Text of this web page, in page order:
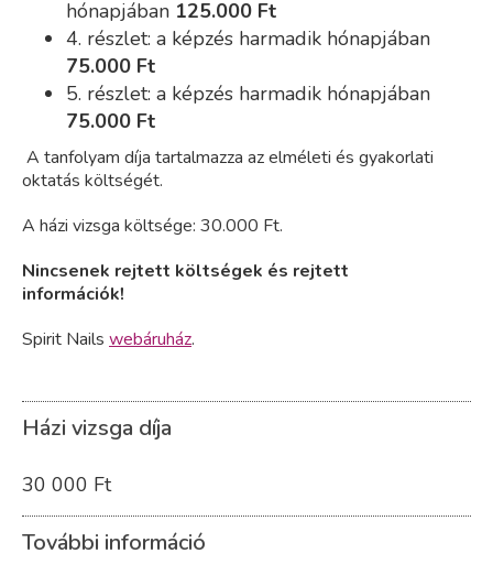
hónapjában 125.000 Ft
4. részlet: a képzés harmadik hónapjában
75.000 Ft
5. részlet: a képzés harmadik hónapjában
75.000 Ft
A tanfolyam díja tartalmazza az elméleti és gyakorlati
oktatás költségét.
A házi vizsga költsége: 30.000 Ft.
Nincsenek rejtett költségek és rejtett
információk!
Spirit Nails webáruház.
Házi vizsga díja
30 000 Ft
További információ